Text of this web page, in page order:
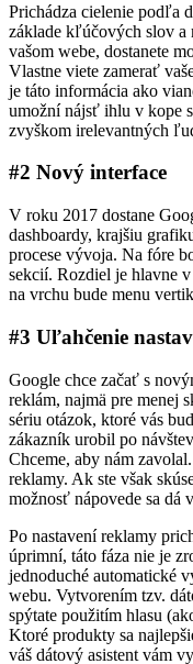
Prichádza cielenie podľa
základe kľúčových slov
vašom webe, dostanete
Vlastne viete zamerať
je táto informácia ako
umožní nájsť ihlu v kope
zvyškom irelevantných
#2 Nový interface
V roku 2017 dostane
dashboardy, krajšiu
procese vývoja. Na fóre
sekcií. Rozdiel je hlavne
na vrchu bude menu
#3 Uľahčenie
Google chce začať s
reklám, najmä pre menej
sériu otázok, ktoré vás
zákazník urobil po
Chceme, aby nám
reklamy. Ak ste však
možnosť nápovede sa dá
Po nastavení reklamy
úprimní, táto fáza nie je
jednoduché automatické
webu. Vytvorením tzv.
spýtate použitím hlasu
Ktoré produkty sa
váš dátový asistent vám